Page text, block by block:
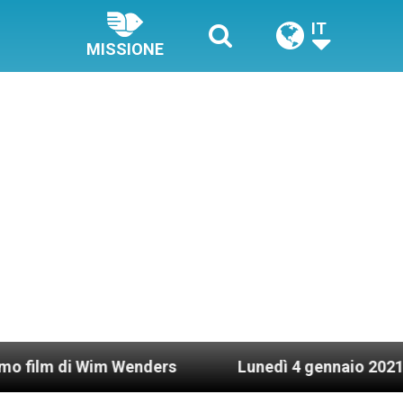
MISSIONE
IT
Wenders Lunedì 4 gennaio 2021: Possesso